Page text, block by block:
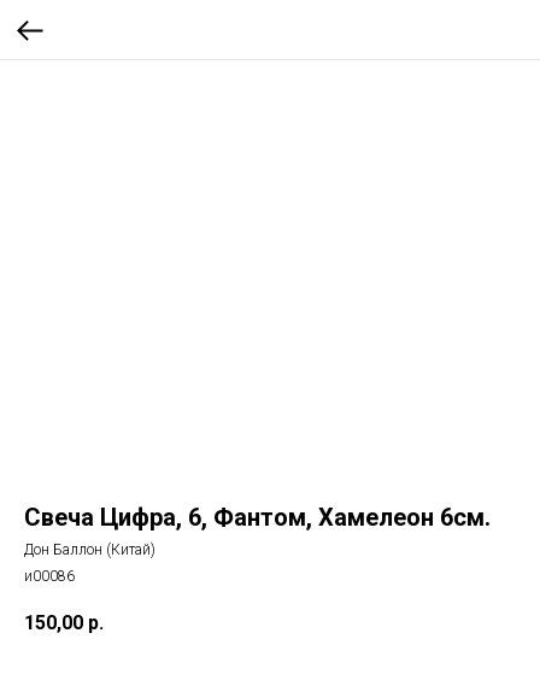
Свеча Цифра, 6, Фантом, Хамелеон 6см.
Дон Баллон (Китай)
и00086
150,00 р.